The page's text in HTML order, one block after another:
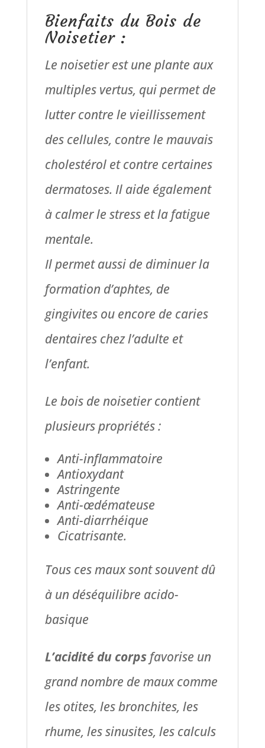
Bienfaits du Bois de
Noisetier :
Le noisetier est une plante aux
multiples vertus, qui permet de
lutter contre le vieillissement
des cellules, contre le mauvais
cholestérol et contre certaines
dermatoses. Il aide également
à calmer le stress et la fatigue
mentale.
Il permet aussi de diminuer la
formation d’aphtes, de
gingivites ou encore de caries
dentaires chez l’adulte et
l’enfant.
Le bois de noisetier contient
plusieurs propriétés :
Anti-inflammatoire
Antioxydant
Astringente
Anti-œdémateuse
Anti-diarrhéique
Cicatrisante.
Tous ces maux sont souvent dû
à un déséquilibre acido-
basique
L’acidité du corpsfavorise un
grand nombre de maux comme
les otites, les bronchites, les
rhume, les sinusites, les calculs